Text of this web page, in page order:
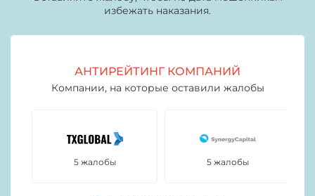
избежать наказания.
АНТИРЕЙТИНГ КОМПАНИЙ
Компании, на которые оставили жалобы
5 жалобы 5 жалобы